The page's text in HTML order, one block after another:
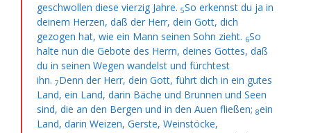
geschwollen diese vierzig Jahre. 5So erkennst du ja in
deinem Herzen, daß der Herr, dein Gott, dich
gezogen hat, wie ein Mann seinen Sohn zieht. 6So
halte nun die Gebote des Herrn, deines Gottes, daß
du in seinen Wegen wandelst und fürchtest
ihn. 7Denn der Herr, dein Gott, führt dich in ein gutes
Land, ein Land, darin Bäche und Brunnen und Seen
sind, die an den Bergen und in den Auen fließen; 8ein
Land, darin Weizen, Gerste, Weinstöcke,